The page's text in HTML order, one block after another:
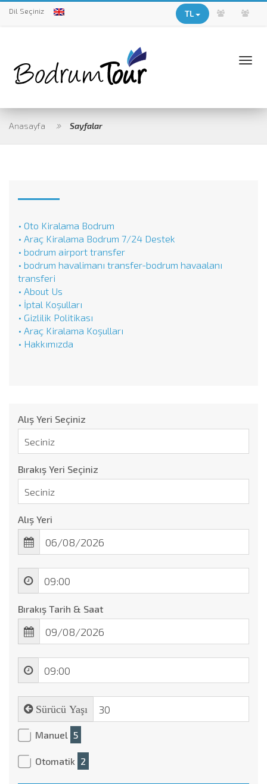
Dil Seçiniz TL
Anasayfa Sayfalar
• Oto Kiralama Bodrum
• Araç Kiralama Bodrum 7/24 Destek
• bodrum airport transfer
• bodrum havalimanı transfer-bodrum havaalanı
transferi
• About Us
• İptal Koşulları
• Gizlilik Politikası
• Araç Kiralama Koşulları
• Hakkımızda
Alış Yeri Seçiniz
Bırakış Yeri Seçiniz
Alış Yeri
Bırakış Tarih & Saat
Sürücü Yaşı
Manuel 5
Otomatik 2